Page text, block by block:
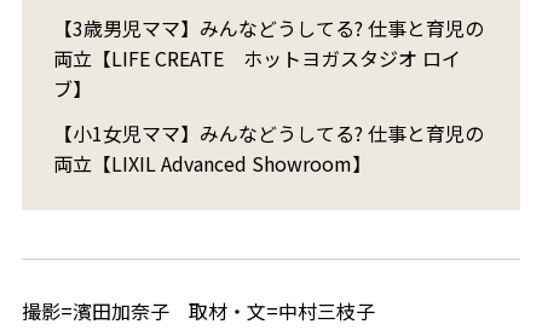
【3歳男児ママ】みんなどうしてる? 仕事と育児の
両立【LIFE CREATE ホットヨガスタジオ ロイ
ブ】
【小1女児ママ】みんなどうしてる? 仕事と育児の
両立【LIXIL Advanced Showroom】
撮影=濱田加奈子 取材・文=中村三枝子